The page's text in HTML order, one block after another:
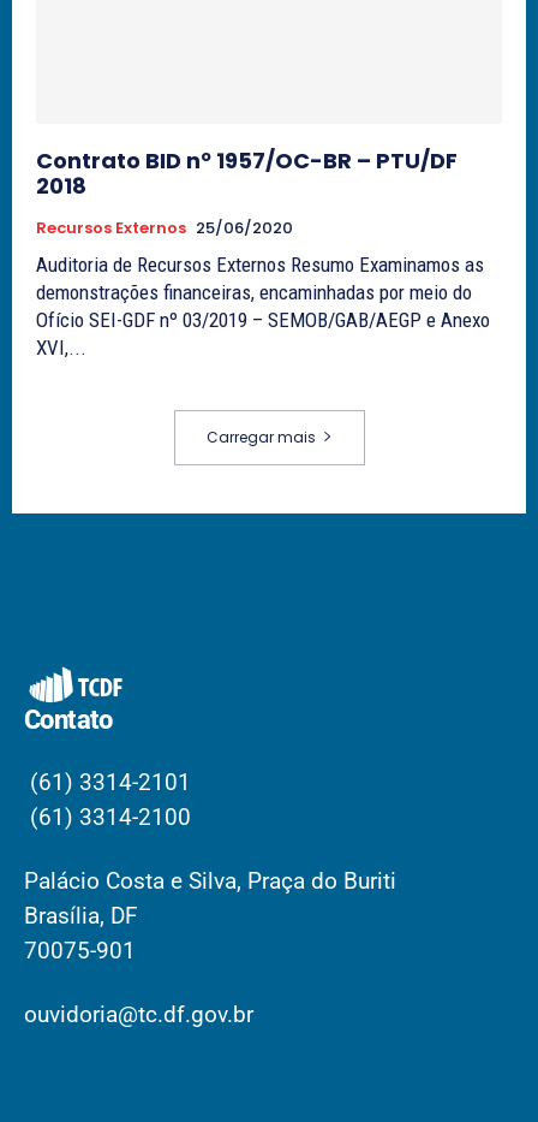
Contrato BID nº 1957/OC-BR – PTU/DF
2018
Recursos Externos 25/06/2020
Auditoria de Recursos Externos Resumo Examinamos as
demonstrações financeiras, encaminhadas por meio do
Ofício SEI-GDF nº 03/2019 – SEMOB/GAB/AEGP e Anexo
XVI,...
Carregar mais
Contato
(61) 3314-2101
(61) 3314-2100
Palácio Costa e Silva, Praça do Buriti
Brasília, DF
70075-901
ouvidoria@tc.df.gov.br